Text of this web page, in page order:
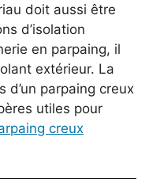
doit aussi être
d’isolation
en parpaing, il
extérieur. La
d’un parpaing creux
utiles pour
creux